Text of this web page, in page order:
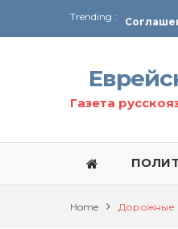
Trending :
От Ирана
Газета
Home Дорожные